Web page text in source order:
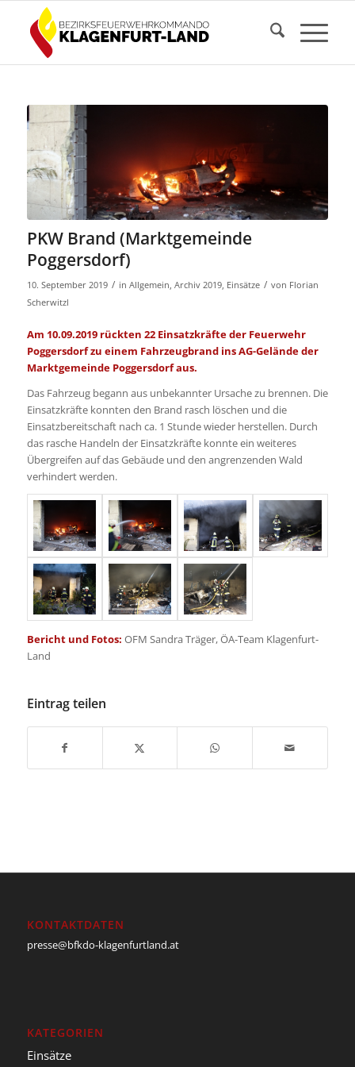
PKW Brand (Marktgemeinde
Poggersdorf)
10. September 2019 / in Allgemein Archiv 2019, Einsätze / von Florian
Scherwitzl
Am 10.09.2019 rückten 22 Einsatzkräfte der Feuerwehr
Poggersdorf zu einem Fahrzeugbrand ins AG-Gelände der
Marktgemeinde Poggersdorf aus.
Das Fahrzeug begann aus unbekannter Ursache zu brennen. Die
Einsatzkräfte konnten den Brand rasch löschen und die
Einsatzbereitschaft nach ca. 1 Stunde wieder herstellen. Durch
das rasche Handeln der Einsatzkräfte konnte ein weiteres
Übergreifen auf das Gebäude und den angrenzenden Wald
verhindert werden.
Bericht und Fotos: OFM Sandra Träger, ÖA-Team Klagenfurt-
Land
Eintrag teilen
KONTAKTDATEN
presse@bfkdo-klagenfurtland.at
KATEGORIEN
Einsätze